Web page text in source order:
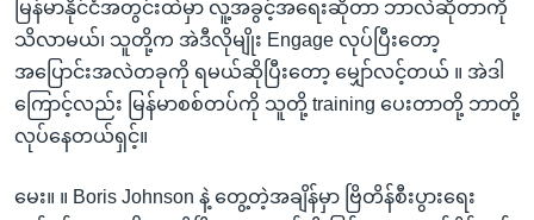
မြန်မာနိုင်ငံအတွင်းထဲမှာ လူ့အခွင့်အရေးဆိုတာ ဘာလဲဆိုတာကို
သိလာမယ်၊ သူတို့က အဲဒီလိုမျိုး Engage လုပ်ပြီးတော့
အပြောင်းအလဲတခုကို ရမယ်ဆိုပြီးတော့ မျှော်လင့်တယ် ။ အဲဒါ
ကြောင့်လည်း မြန်မာစစ်တပ်ကို သူတို့ training ပေးတာတို့ ဘာတို့
လုပ်နေတယ်ရှင့်။
မေး။ ။ Boris Johnson နဲ့ တွေ့တဲ့အချိန်မှာ ဗြိတိန်စီးပွားရေး